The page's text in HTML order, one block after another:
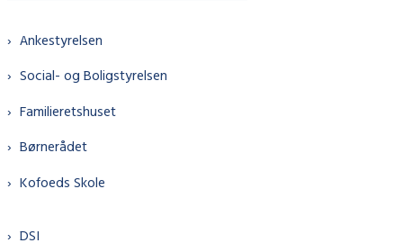
Ankestyrelsen
Social- og Boligstyrelsen
Familieretshuset
Børnerådet
Kofoeds Skole
DSI